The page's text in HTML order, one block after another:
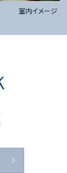
室内イメージ